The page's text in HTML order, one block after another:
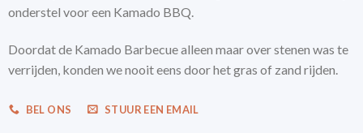
onderstel voor een Kamado BBQ.
Doordat de Kamado Barbecue alleen maar over stenen was te
verrijden, konden we nooit eens door het gras of zand rijden.
BEL ONS STUUR EEN EMAIL